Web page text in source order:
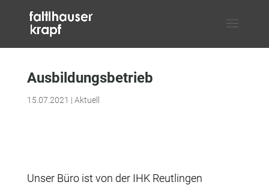
Ausbildungsbetrieb
15.07.2021 | Aktuell
Unser Büro ist von der IHK Reutlingen